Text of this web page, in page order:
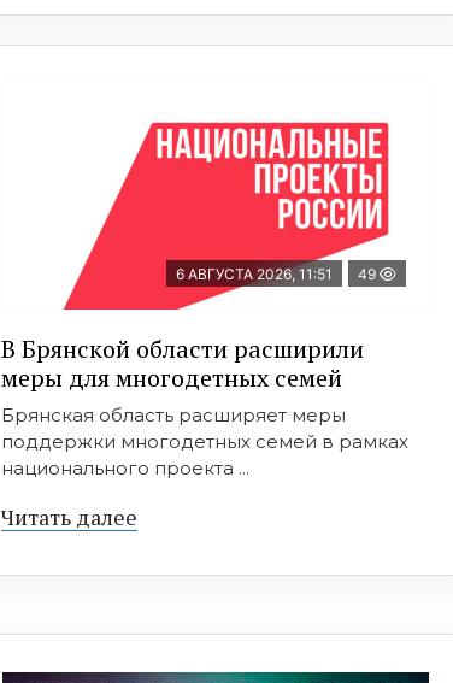
6 АВГУСТА 2026, 11:51 49
В Брянской области расширили
меры для многодетных семей
Брянская область расширяет меры
поддержки многодетных семей в рамках
национального проекта ...
Читать далее